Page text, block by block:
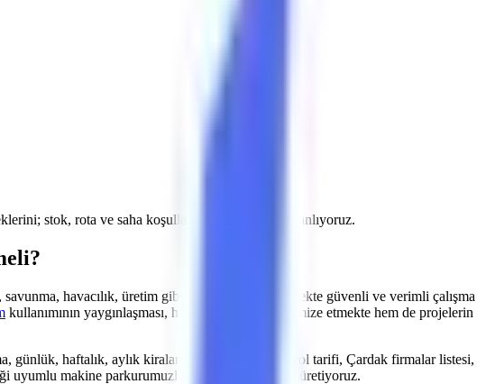
stok, rota ve saha koşullarını doğrulayarak planlıyoruz.
savunma, havacılık, üretim gibi çeşitli projeler, yüksekte güvenli ve verimli çalışma
kullanımının yaygınlaşması, hem iş kazalarını minimize etmekte hem de projelerin
günlük, haftalık, aylık kiralama fiyatları, Çardak yol tarifi, Çardak firmalar listesi,
uyumlu makine parkurumuzla kiralama çözümleri üretiyoruz.